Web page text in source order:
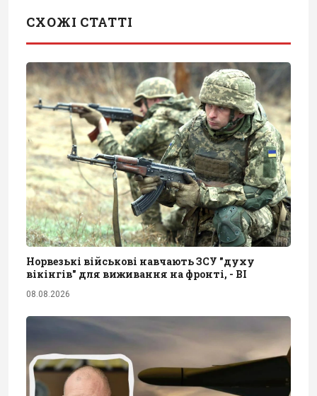
СХОЖІ СТАТТІ
Норвезькі військові навчають ЗСУ "духу
вікінгів" для виживання на фронті, - BI
08.08.2026